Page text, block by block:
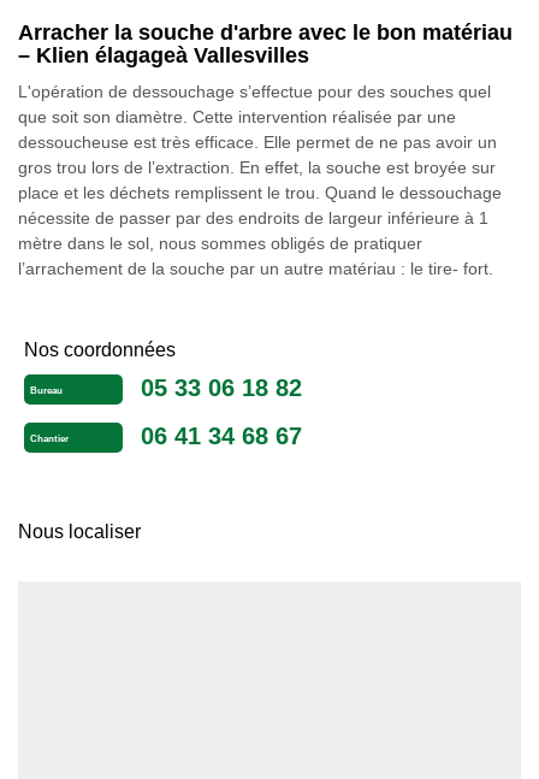
Arracher la souche d'arbre avec le bon matériau
– Klien élagageà Vallesvilles
L'opération de dessouchage s’effectue pour des souches quel
que soit son diamètre. Cette intervention réalisée par une
dessoucheuse est très efficace. Elle permet de ne pas avoir un
gros trou lors de l’extraction. En effet, la souche est broyée sur
place et les déchets remplissent le trou. Quand le dessouchage
nécessite de passer par des endroits de largeur inférieure à 1
mètre dans le sol, nous sommes obligés de pratiquer
l’arrachement de la souche par un autre matériau : le tire- fort.
Nos coordonnées
Bureau 05 33 06 18 82
Chantier 06 41 34 68 67
Nous localiser